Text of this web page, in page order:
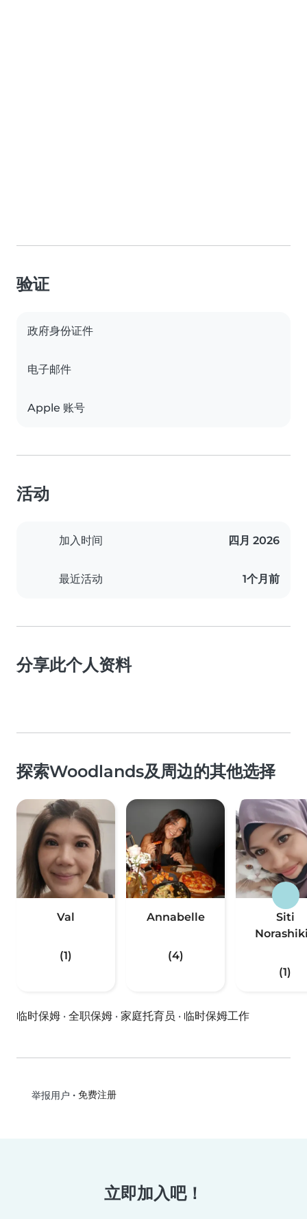
验证
政府身份证件
电子邮件
Apple 账号
活动
加入时间 四月 2026
最近活动 1个月前
分享此个人资料
探索Woodlands及周边的其他选择
Val
(1)
Annabelle
(4)
Siti
(1)
临时保姆 · 全职保姆 · 家庭托育员 · 临时保姆工作
举报用户 • 免费注册
立即加入吧！